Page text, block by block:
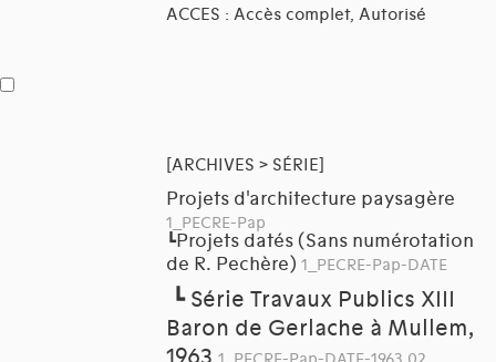
ACCES : Accès complet, Autorisé
[ARCHIVES > SÉRIE]
Projets d'architecture paysagère
1_PECRE-Pap
┗Projets datés (Sans numérotation
de R. Pechère) 1_PECRE-Pap-DATE
┗ Série Travaux Publics XIII
Baron de Gerlache à Mullem,